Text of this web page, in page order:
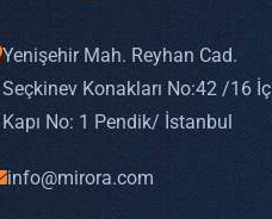
Yenişehir Mah. Reyhan Cad.
Seçkinev Konakları No: 42 /16 İç
Kapı No: 1 Pendik/ İstanbul
info@mirora.com